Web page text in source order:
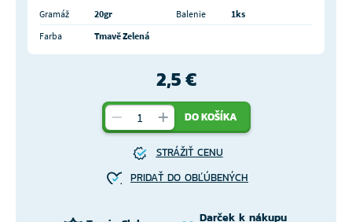
Gramáž 20gr Balenie
1ks
Farba
Tmavě Zelená
2,5 €
DO KOŠÍKA
STRÁŽIŤ CENU
PRIDAŤ DO OBĽÚBENÝCH
Darček k nákupu